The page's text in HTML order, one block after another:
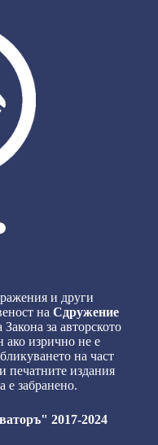
и други
наСдружение
за авторското
ако изрично не е
на част
печатните издания
е забранено.
2017-2024